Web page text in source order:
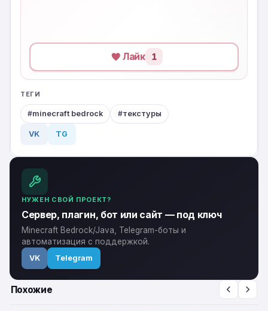
Лайк 1
ТЕГИ
minecraft bedrock текстуры
VK TG
НУЖЕН СВОЙ ПРОЕКТ?
Сервер, плагин, бот или сайт — под ключ
Minecraft Bedrock/Java, Telegram-боты и
автоматизация с поддержкой.
VK Telegram
Похожие